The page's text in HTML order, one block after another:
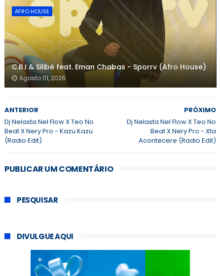
AFRO HOUSE
C.B.I & Silibé feat. Eman Chabas - Sporrv (Afro House)
Agosto 01, 2026
PRÓXIMO
Dj Nelasta Nel Flow X Teo No
Beat X Nery Pro - Xta
Acontecere (Radio Edit)
ANTERIOR
Dj Nelasta Nel Flow X Teo No
Beat X Nery Pro - Kazu Kazu
(Radio Edit)
PUBLICAR UM COMENTÁRIO
PESQUISAR
DIVULGUE AQUI